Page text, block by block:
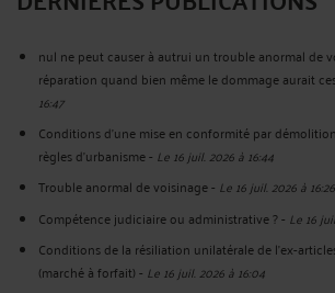
nul ne peut causer à autrui un trouble anormal de
réparation quand bien même le dommage aurait
16:47
Conditions d'une mise en conformité par
règles d'urbanisme- Le 16 juil. 2026 à 16:44
Trouble anormal de voisinage- Le 16 juil. 2026 à 16:26
Compétence judiciaire ou administrative ?- Le 16
Conditions de la résiliation unilatérale de l'ex-
(marché à forfait)- Le 16 juil. 2026 à 16:04